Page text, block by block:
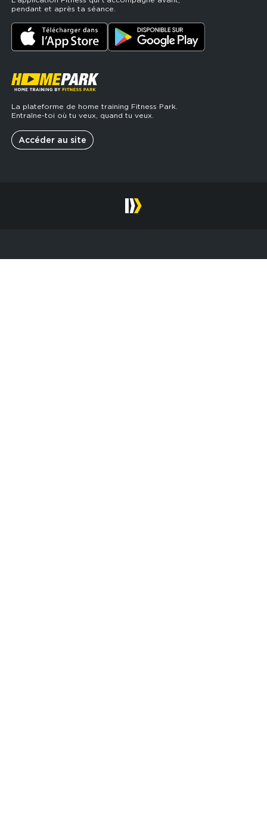
pendant et après ta séance.
La plateforme de home training Fitness Park.
Entraîne-toi où tu veux, quand tu veux.
Accéder au site